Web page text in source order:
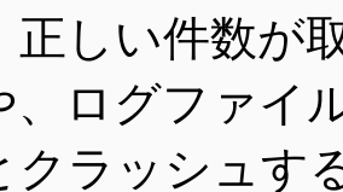
正しい件数が
、ログファイ
クラッシュす